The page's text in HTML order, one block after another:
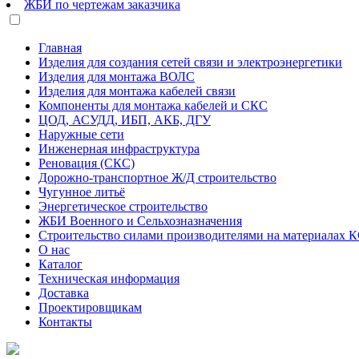
ЖБИ по чертежам заказчика
Главная
Изделия для создания сетей связи и электроэнергетики
Изделия для монтажа ВОЛС
Изделия для монтажа кабелей связи
Компоненты для монтажа кабелей и СКС
ЦОД, АСУДД, ИБП, АКБ, ДГУ
Наружные сети
Инженерная инфраструктура
Реновация (СКС)
Дорожно-транспортное Ж/Д строительство
Чугунное литьё
Энергетическое строительство
ЖБИ Военного и Сельхозназначения
Строительство силами производителями на материалах
О нас
Каталог
Техническая информация
Доставка
Проектировщикам
Контакты